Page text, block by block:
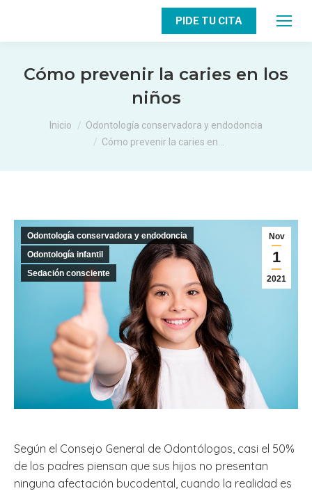
PIDE TU CITA
Cómo prevenir la caries en los
niños
Estás aquí:
Inicio
Odontología conservadora y endodoncia
Cómo prevenir la caries en…
Nov
1
2021
Odontología conservadora y endodoncia
Odontología infantil
Sedación consciente
Según el Consejo General de Odontólogos, casi el 50%
de los padres piensan que sus hijos no presentan
ninguna afectación bucodental, cuando la realidad es